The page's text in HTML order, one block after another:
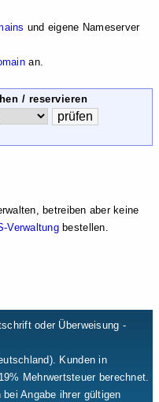
und eigene Nameserver
an.
/ reservieren
betreiben aber keine
Verwaltungbestellen.
oder Überweisung -
Kunden in
Mehrwertsteuer berechnet.
Angabe ihrer gültigen